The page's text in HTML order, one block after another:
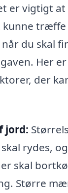
er vigtigt
kunne træffe
du skal
Her
der
jord:
rydes,
skal
Større